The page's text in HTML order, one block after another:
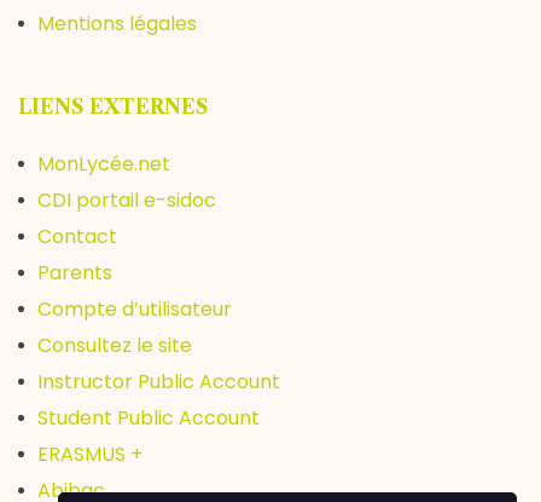
Mentions légales
LIENS EXTERNES
MonLycée.net
CDI portail e-sidoc
Contact
Parents
Compte d’utilisateur
Consultez le site
Instructor Public Account
Student Public Account
ERASMUS +
Abibac